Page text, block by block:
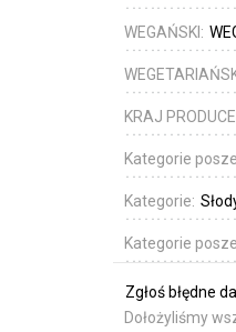
WEGAŃSKI:
KRAJ
Kategorie
Kategorie:
Kategorie
Zgłoś błędne
Dołożyliśmy